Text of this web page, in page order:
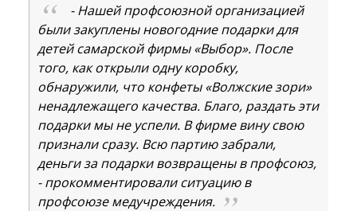
- Нашей профсоюзной организацией
были закуплены новогодние подарки для
детей самарской фирмы «Выбор». После
того, как открыли одну коробку,
обнаружили, что конфеты «Волжские зори»
ненадлежащего качества. Благо, раздать эти
подарки мы не успели. В фирме вину свою
признали сразу. Всю партию забрали,
деньги за подарки возвращены в профсоюз,
- прокомментировали ситуацию в
профсоюзе медучреждения.